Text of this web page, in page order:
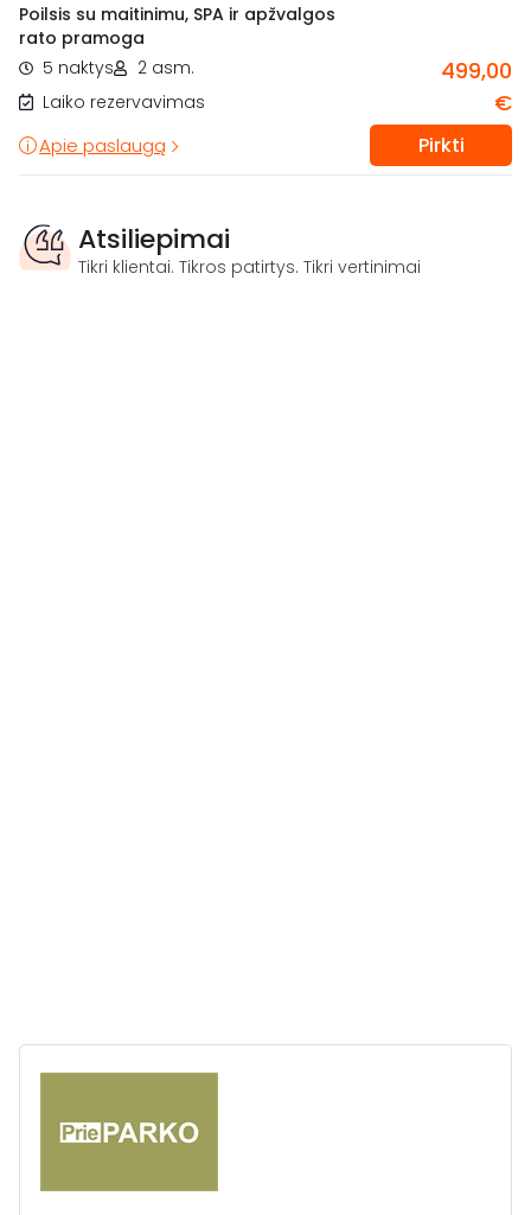
Poilsis su maitinimu, SPA ir apžvalgos
rato pramoga
5 naktys
2 asm.
Laiko rezervavimas
499,00
€
Apie paslaugą Pirkti
Atsiliepimai
Tikri klientai. Tikros patirtys. Tikri vertinimai